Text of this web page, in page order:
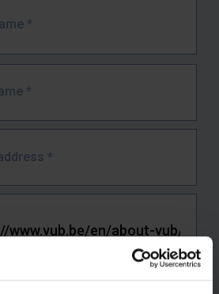
*
*
*
the page where you encountered the error.